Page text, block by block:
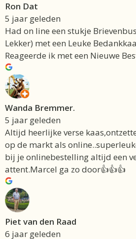
Ron Dat
5 jaar geleden
Had on line een stukje
Lekker) met een Leuke
Reageerde ik met een Nieuwe
Wanda Bremmer.
5 jaar geleden
Altijd heerlijke verse
op de markt als
bij je onlinebestelling altijd een
attent.Marcel ga zo door👍👍👍
Piet van den Raad
6 jaar geleden